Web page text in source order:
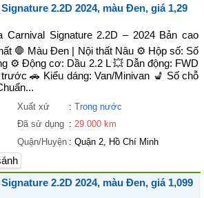
2.2D 2024, màu Đen, giá 1,29
Carnival Signature 2.2D – 2024 Bản cao
🛑 Màu Đen | Nội thất Nâu ⚙️ Hộp số: Số
⚙️ Động cơ: Dầu 2.2 L 💥 Dẫn động: FWD
🚗 Kiểu dáng: Van/Minivan 💺 Số chỗ
Xuất xứ : Trong nước
Đã sử dụng : 29.000 km
Quận/Huyện : Quận 2, Hồ Chí Minh
2.2D 2024, màu Đen, giá 1,099